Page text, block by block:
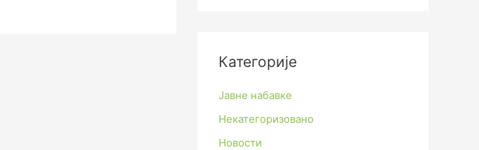
Категорије
Јавне набавке
Некатегоризовано
Новости